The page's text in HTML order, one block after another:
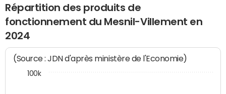
Répartition des produits de
fonctionnement du Mesnil-Villement en
2024
(Source : JDN d'après ministère de l'Economie)
100k